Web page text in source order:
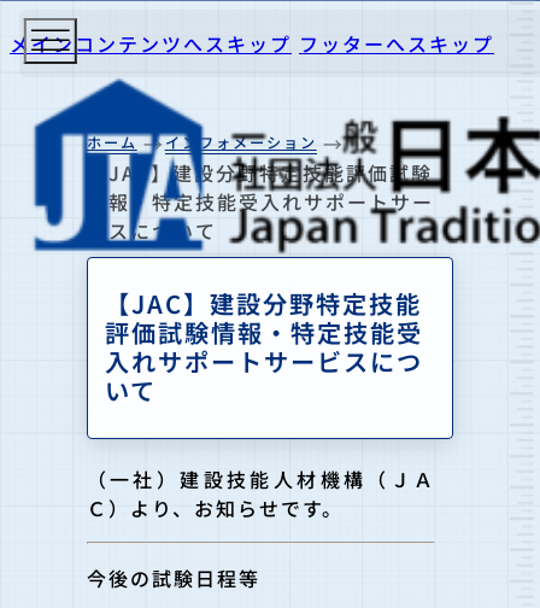
メインコンテンツへスキップ フッターへスキップ
ホーム インフォメーション
【JAC】建設分野特定技能評価試験
情報・特定技能受入れサポートサー
ビスについて
【JAC】建設分野特定技能
評価試験情報・特定技能受
入れサポートサービスにつ
いて
（一社）建設技能人材機構（ＪＡ
Ｃ）より、お知らせです。
今後の試験日程等